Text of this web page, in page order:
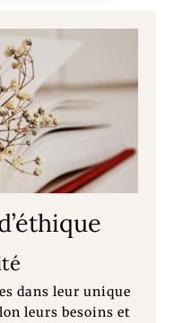
dans leur unique
leurs besoins et